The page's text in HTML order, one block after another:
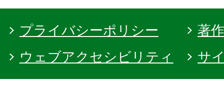
プライバシーポリシー
著
ウェブアクセシビリティ
サ